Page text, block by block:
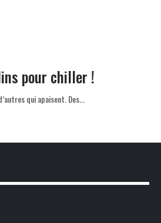
pour chiller !
qui apaisent. Des…